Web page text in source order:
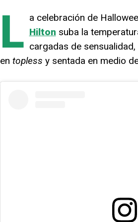
L a celebración de
Hilton suba la
cargadas de
en topless y sentada en medio